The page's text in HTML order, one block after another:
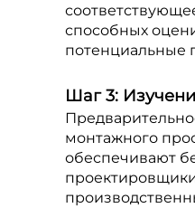
способных
потенциальные
Шаг 3:
монтажного
обеспечивают